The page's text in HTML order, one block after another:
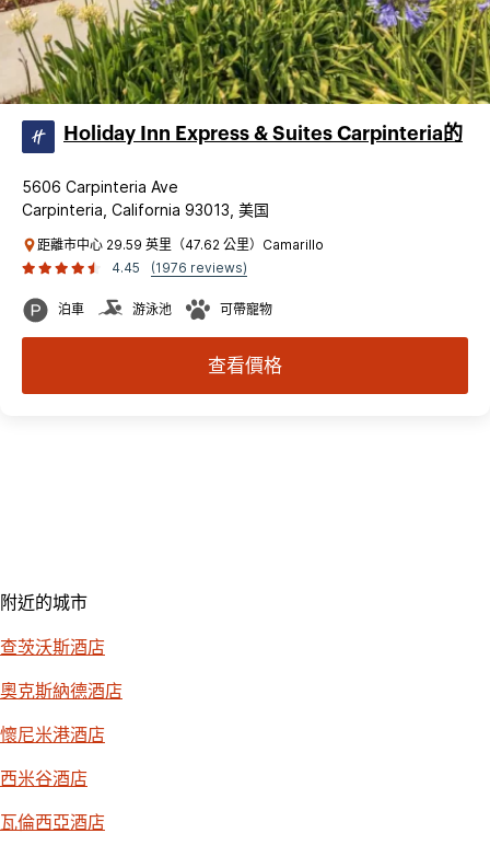
Holiday Inn Express & Suites Carpinteria的
5606 Carpinteria Ave
Carpinteria, California 93013, 美国
距離市中心 29.59 英里（47.62 公里）Camarillo
4.45
(1976 reviews)
泊車 游泳池 可帶寵物
查看價格
附近的城市
查茨沃斯酒店
奧克斯納德酒店
懷尼米港酒店
西米谷酒店
瓦倫西亞酒店